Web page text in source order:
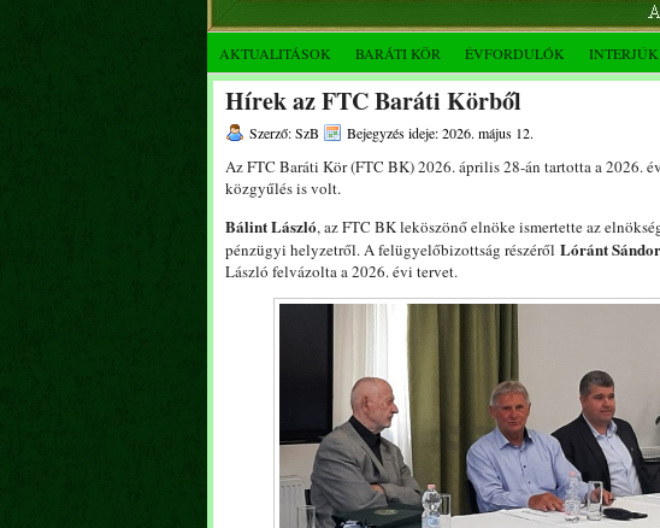
AKTUALITÁSOK BARÁTI KÖR ÉVFORDULÓK INTERJÚK
Hírek az FTC Baráti Körből
Szerző: SzB Bejegyzés ideje: 2026. május 12.
Az FTC Baráti Kör (FTC BK) 2026. április 28-án tartotta a 2026.
közgyűlés is volt.
Bálint László, az FTC BK leköszönő elnöke ismertette az
pénzügyi helyzetről. A felügyelőbizottság részéről Lóránt Sándor
László felvázolta a 2026. évi tervet.